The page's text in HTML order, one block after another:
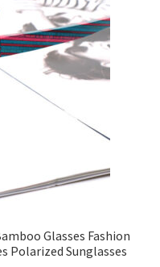
Glasses Fashion
Polarized Sunglasses